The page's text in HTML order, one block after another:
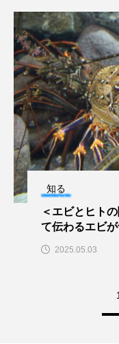
コモレビクラゲ
ゴトウタゴガエル
ゴンズイ ゴ
サカナアパートメン
サクラアジ
サツオミシマ
サブカルチャー
知る
＜エビとヒト
て伝わるエビ
2025.05.03
1